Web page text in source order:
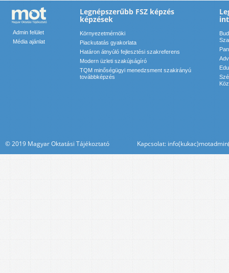
Admin felület
Média ajánlat
Legnépszerűbb FSZ képzés
képzések
Környezetmérnöki
Piackutatás gyakorlata
Határon átnyúló fejlesztési szakreferens
Modern üzleti szakújságíró
TQM minőségügyi menedzsment szakirányú
továbbképzés
© 2019 Magyar Oktatási Tájékoztató Kapcsolat: